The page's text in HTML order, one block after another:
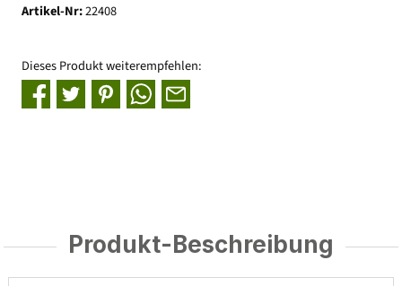
Artikel-Nr:22408
Dieses Produkt weiterempfehlen:
Produkt-Beschreibung